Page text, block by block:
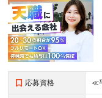
応募資格